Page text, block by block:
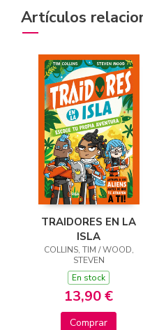
Artículos
TRAIDORES EN LA
ISLA
COLLINS, TIM / WOOD,
STEVEN
En stock
13,90 €
Comprar